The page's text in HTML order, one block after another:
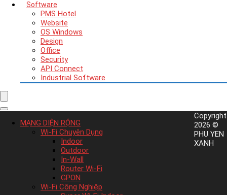
Software
PMS Hotel
Website
OS Windows
Design
Office
Security
API Connect
Industrial Software
MẠNG DIỆN RỘNG
Wi-Fi Chuyên Dụng
Indoor
Outdoor
In-Wall
Router Wi-Fi
GPON
Wi-Fi Công Nghiệp
Copyright
2026 ©
PHU YEN
XANH